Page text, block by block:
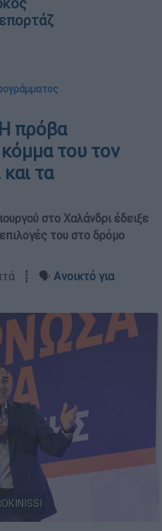
πρόβα
του τον
τα
στο Χαλάνδρι έδειξε
του στο δρόμο
┋ 🗣️ Ανοικτό για